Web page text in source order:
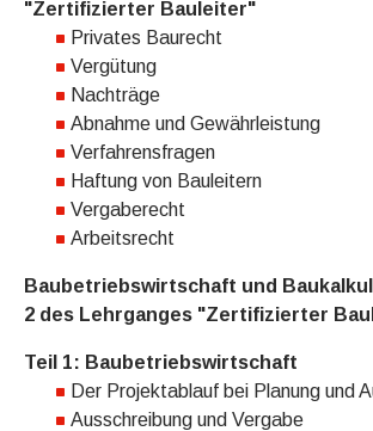
"Zertifizierter Bauleiter"
Privates Baurecht
Vergütung
Nachträge
Abnahme und Gewährleistung
Verfahrensfragen
Haftung von Bauleitern
Vergaberecht
Arbeitsrecht
Baubetriebswirtschaft und
2 des Lehrganges "Zertifizierter
Teil 1: Baubetriebswirtschaft
Der Projektablauf bei Planung und
Ausschreibung und Vergabe